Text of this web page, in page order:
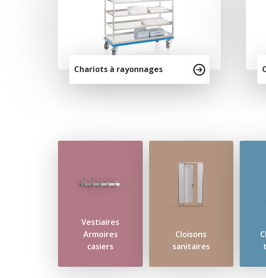
Chariots à rayonnages
Vestiaires
Armoires
casiers
Cloisons
sanitaires